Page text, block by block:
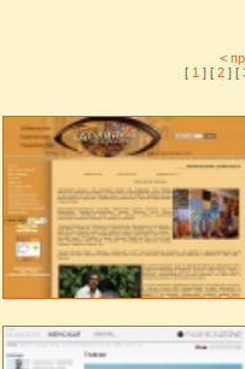
<
[1 ] [2 ] [